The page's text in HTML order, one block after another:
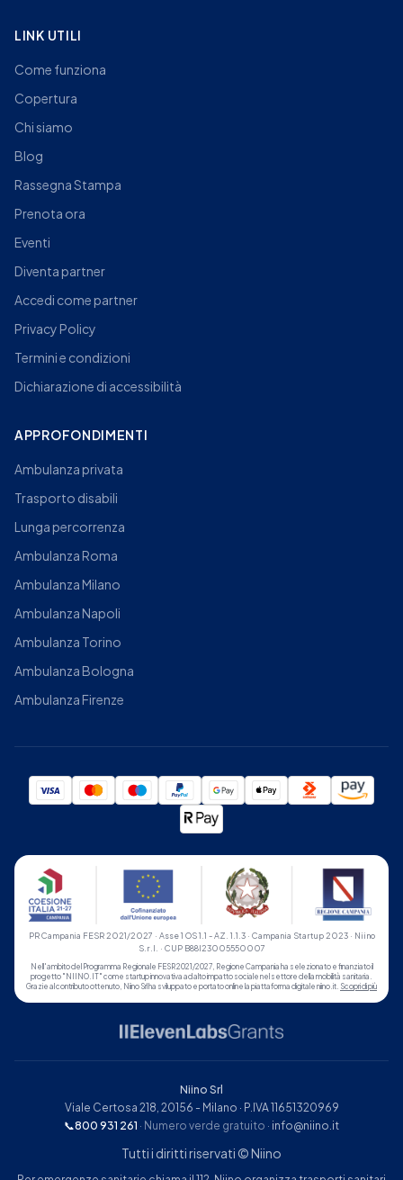
LINK UTILI
Come funziona
Copertura
Chi siamo
Blog
Rassegna Stampa
Prenota ora
Eventi
Diventa partner
Accedi come partner
Privacy Policy
Termini e condizioni
Dichiarazione di accessibilità
APPROFONDIMENTI
Ambulanza privata
Trasporto disabili
Lunga percorrenza
Ambulanza Roma
Ambulanza Milano
Ambulanza Napoli
Ambulanza Torino
Ambulanza Bologna
Ambulanza Firenze
PR Campania FESR 2021/2027 · Asse 1 OS 1.1 - AZ. 1.1.3 · Campania Startup 2023 · Niino
S.r.l. · CUP B88I23005550007
Nell'ambito del Programma Regionale FESR 2021/2027, Regione Campania ha selezionato e finanziato il
progetto "NIINO.IT" come startup innovativa ad alto impatto sociale nel settore della mobilità sanitaria.
Grazie al contributo ottenuto, Niino Srl ha sviluppato e portato online la piattaforma digitale niino.it. Scopri di più
Niino Srl
Viale Certosa 218, 20156 - Milano · P.IVA 11651320969
📞800 931 261 · Numero verde gratuito · info@niino.it
Tutti i diritti riservati © Niino